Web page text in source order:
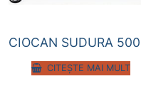
CIOCAN SUDURA
CITEȘTE MAI MULT